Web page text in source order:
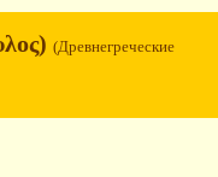
(Древнегреческие